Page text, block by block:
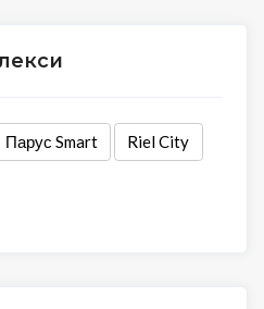
Парус Smart Riel City